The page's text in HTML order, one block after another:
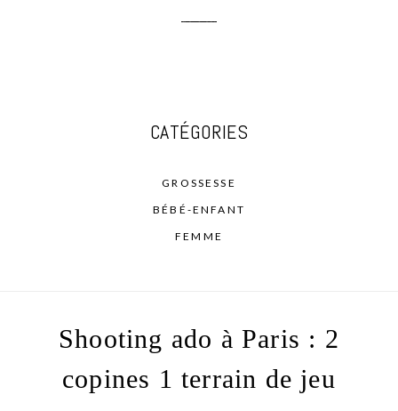
text layer
CATÉGORIES
GROSSESSE
BÉBÉ-ENFANT
FEMME
Shooting ado à Paris : 2
copines 1 terrain de jeu